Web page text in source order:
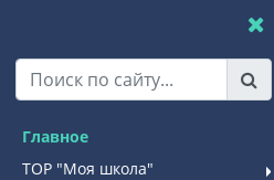
Главное
ТОР "Моя школа"